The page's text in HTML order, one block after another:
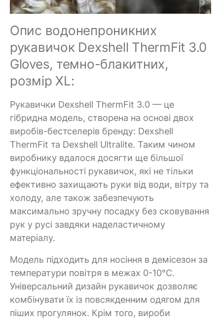
Опис водонепроникних
рукавичок Dexshell ThermFit 3.0
Gloves, темно-блакитних,
розмір XL:
Рукавички Dexshell ThermFit 3.0 — це
гібридна модель, створена на основі двох
виробів-бестселерів бренду: Dexshell
ThermFit та Dexshell Ultralite. Таким чином
виробнику вдалося досягти ще більшої
функціональності рукавичок, які не тільки
ефективно захищають руки від води, вітру та
холоду, але також забезпечують
максимально зручну посадку без сковування
рук у русі завдяки наделастичному
матеріалу.
Модель підходить для носіння в демісезон за
температури повітря в межах 0-10°C.
Універсальний дизайн рукавичок дозволяє
комбінувати їх із повсякденним одягом для
піших прогулянок. Крім того, вироби